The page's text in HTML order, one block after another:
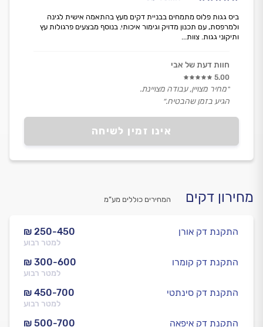
אינו זמין לשיחה
ביס גגות פלוס מתמחים בבניית דקים מעץ בהתאמה אישית לגינה
ולמרפסת, עם תכנון מדויק וגימור איכותי. בנוסף מבצעים פרגולות עץ
ותיקוני גגות. צוות...
חוות דעת של אבי
5.00
״מחיר מצויין, עבודה מצויינת.
הגיע בזמן שהבטיח.״
מחירון דקים המחירים כוללים מע”מ
₪ 250-450
למטר רבוע
התקנת דק אורן
₪ 300-600
למטר רבוע
התקנת דק קומרו
₪ 450-700
למטר רבוע
התקנת דק סינתטי
₪ 500-700 התקנת דק איפאה